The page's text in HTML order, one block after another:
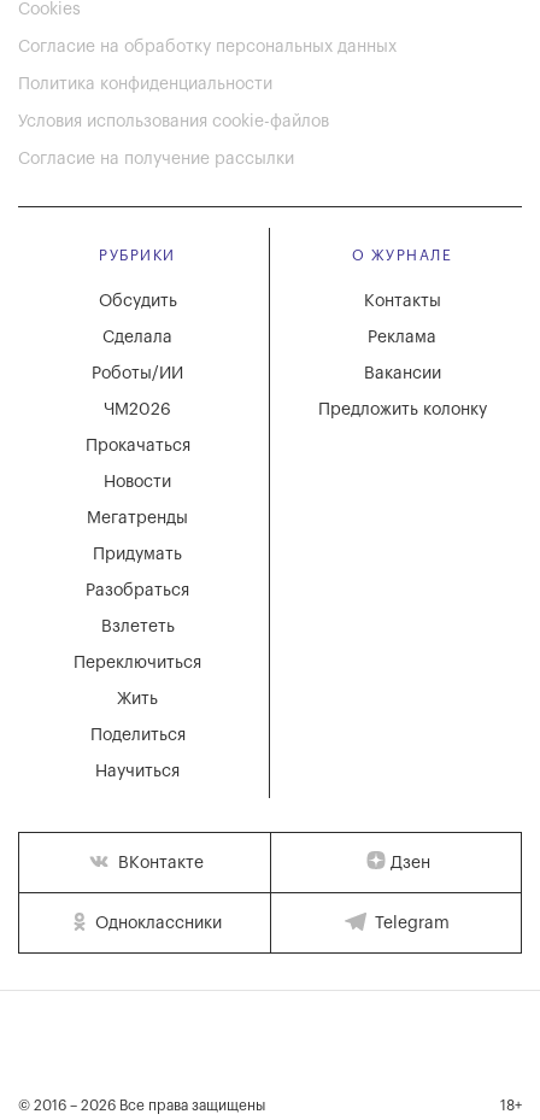
Cookies
Согласие на обработку персональных данных
Политика конфиденциальности
Условия использования cookie-файлов
Согласие на получение рассылки
РУБРИКИ
Мегатренды
Придумать
Разобраться
Взлететь
Новости
Переключиться
Жить
Поделиться
Научиться
Обсудить
Сделала
Роботы/ИИ
ЧМ2026
Прокачаться
О ЖУРНАЛЕ
Вакансии
Реклама
Контакты
Предложить колонку
ВКонтакте Дзен
Одноклассники Telegram
© 2016 – 2026 Все права защищены 18+